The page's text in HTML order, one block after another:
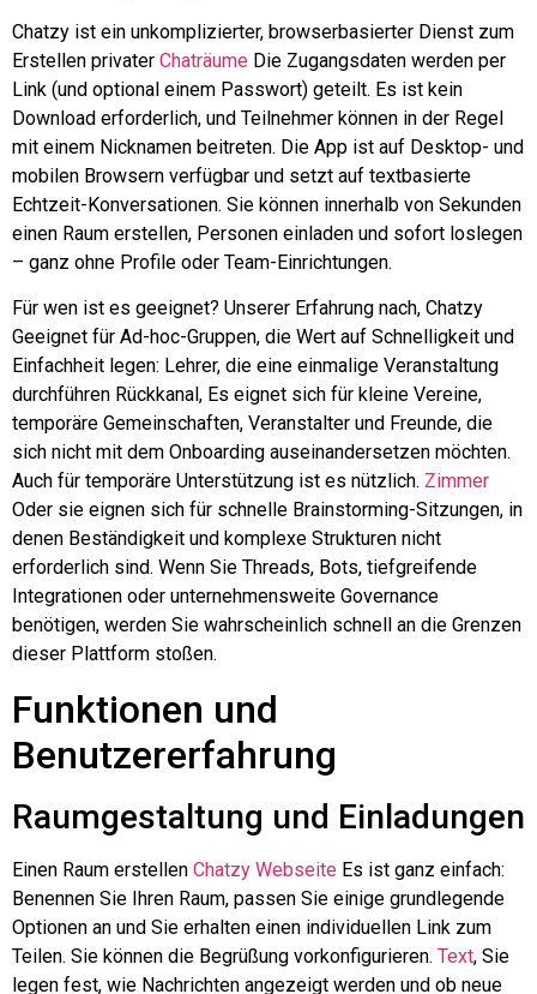
Chatzy ist ein unkomplizierter, browserbasierter Dienst zum
Erstellen privater Chaträume Die Zugangsdaten werden per
Link (und optional einem Passwort) geteilt. Es ist kein
Download erforderlich, und Teilnehmer können in der Regel
mit einem Nicknamen beitreten. Die App ist auf Desktop- und
mobilen Browsern verfügbar und setzt auf textbasierte
Echtzeit-Konversationen. Sie können innerhalb von Sekunden
einen Raum erstellen, Personen einladen und sofort loslegen
– ganz ohne Profile oder Team-Einrichtungen.
Für wen ist es geeignet? Unserer Erfahrung nach, Chatzy
Geeignet für Ad-hoc-Gruppen, die Wert auf Schnelligkeit und
Einfachheit legen: Lehrer, die eine einmalige Veranstaltung
durchführen Rückkanal , Es eignet sich für kleine Vereine,
temporäre Gemeinschaften, Veranstalter und Freunde, die
sich nicht mit dem Onboarding auseinandersetzen möchten.
Auch für temporäre Unterstützung ist es nützlich. Zimmer
Oder sie eignen sich für schnelle Brainstorming-Sitzungen, in
denen Beständigkeit und komplexe Strukturen nicht
erforderlich sind. Wenn Sie Threads, Bots, tiefgreifende
Integrationen oder unternehmensweite Governance
benötigen, werden Sie wahrscheinlich schnell an die Grenzen
dieser Plattform stoßen.
Funktionen und
Benutzererfahrung
Raumgestaltung und Einladungen
Einen Raum erstellen Chatzy Webseite Es ist ganz einfach:
Benennen Sie Ihren Raum, passen Sie einige grundlegende
Optionen an und Sie erhalten einen individuellen Link zum
Teilen. Sie können die Begrüßung vorkonfigurieren. Text, Sie
legen fest, wie Nachrichten angezeigt werden und ob neue